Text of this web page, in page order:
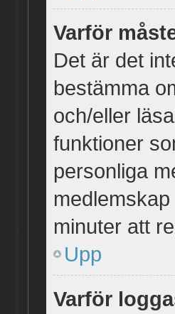
Varför
Det är det
bestämma
och/eller
funktioner
personliga
minuter att
Upp
Varför